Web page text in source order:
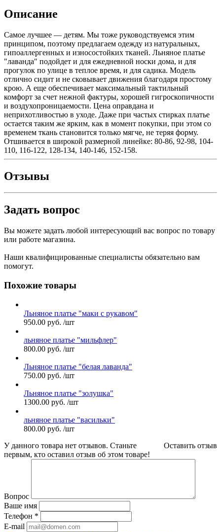
Описание
Самое лучшее — детям. Мы тоже руководствуемся этим
принципом, поэтому предлагаем одежду из натуральных,
гипоаллергенных и износостойких тканей. Льняное платье
"лаванда" подойдет и для ежедневной носки дома, и для
прогулок по улице в теплое время, и для садика. Модель
отлично сидит и не сковывает движения благодаря простому
крою. А еще обеспечивает максимальный тактильный
комфорт за счет нежной фактуры, хорошей гигроскопичности
и воздухопроницаемости. Цена оправдана и
неприхотливостью в уходе. Даже при частых стирках платье
остается таким же ярким, как в момент покупки, при этом со
временем ткань становится только мягче, не теряя форму.
Отшивается в широкой размерной линейке: 80-86, 92-98, 104-
110, 116-122, 128-134, 140-146, 152-158.
Отзывы
Задать вопрос
Вы можете задать любой интересующий вас вопрос по товару
или работе магазина.
Наши квалифицированные специалисты обязательно вам
помогут.
Похожие товары
Льняное платье "маки с рукавом"
950.00 руб. /шт
льняное платье "мильфлер"
800.00 руб. /шт
Льняное платье "белая лаванда"
750.00 руб. /шт
Льняное платье "золушка"
1300.00 руб. /шт
льняное платье "васильки"
800.00 руб. /шт
Оставить отзыв
У данного товара нет отзывов. Станьте
первым, кто оставил отзыв об этом товаре!
Вопрос
Ваше имя
Телефон *
E-mail